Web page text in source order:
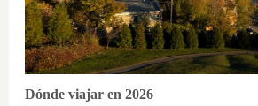
Dónde viajar en 2026